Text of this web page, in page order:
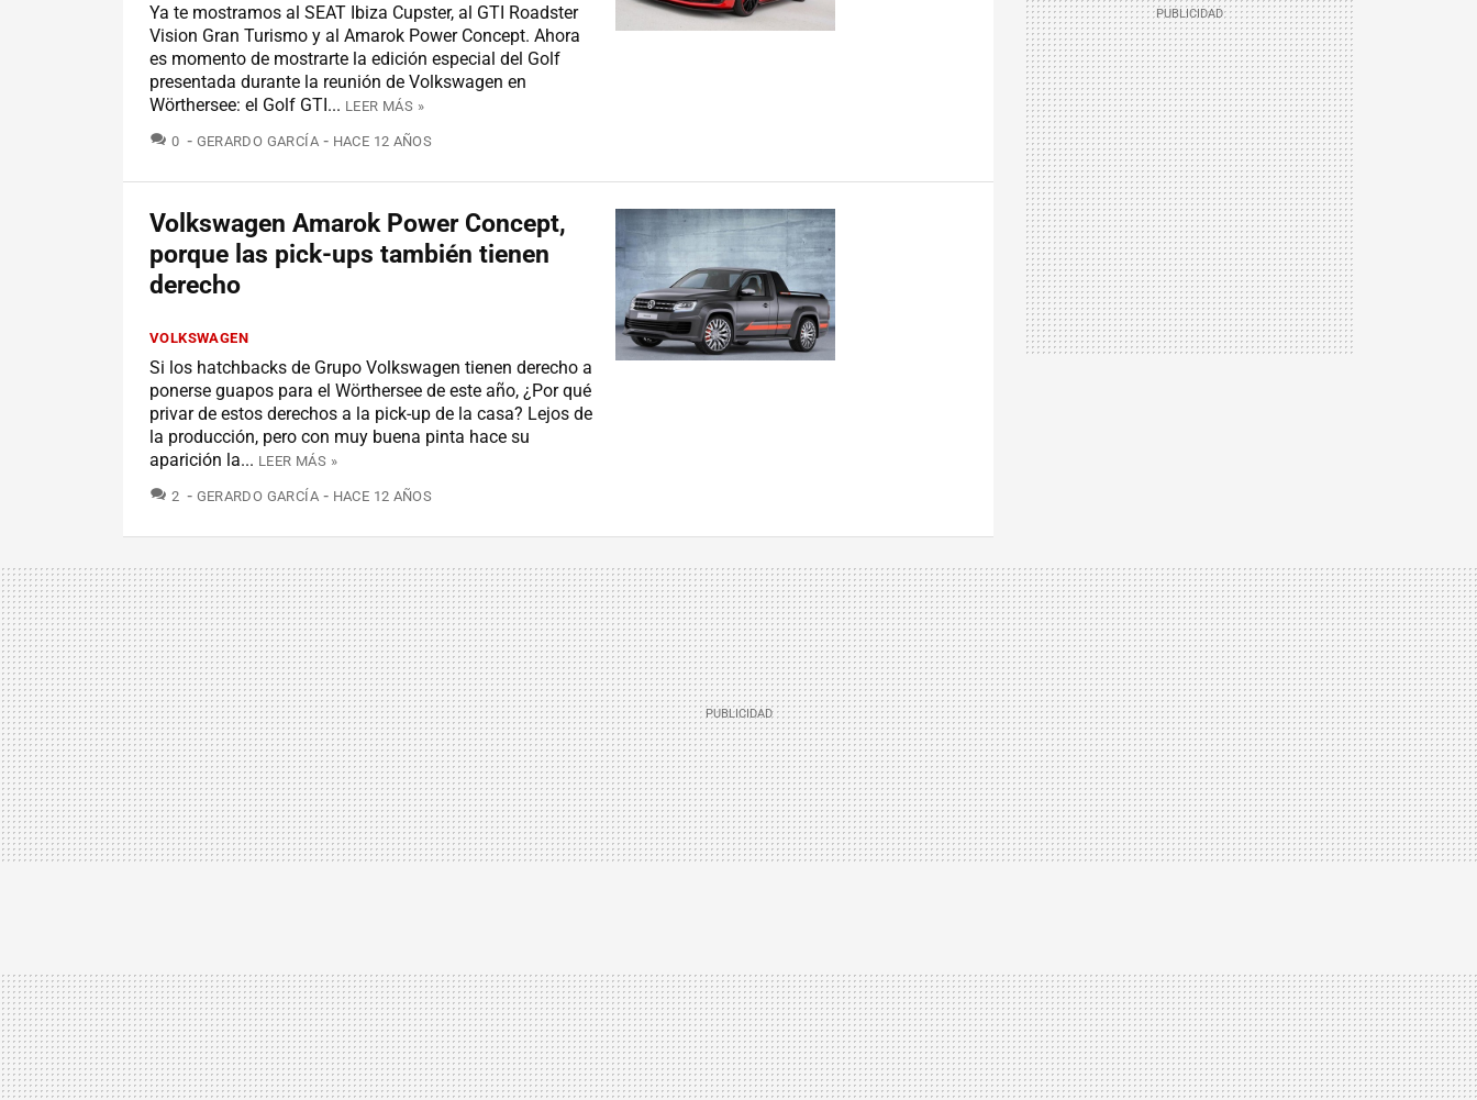
Ya te mostramos al SEAT Ibiza Cupster, al GTI Roadster
Vision Gran Turismo y al Amarok Power Concept. Ahora
es momento de mostrarte la edición especial del Golf
presentada durante la reunión de Volkswagen en
Wörthersee: el Golf GTI... LEER MÁS »
0 COMENTARIOS
GERARDO GARCÍA HACE 12 AÑOS
Volkswagen Amarok Power Concept,
porque las pick-ups también tienen
derecho
VOLKSWAGEN
Si los hatchbacks de Grupo Volkswagen tienen derecho a
ponerse guapos para el Wörthersee de este año, ¿Por qué
privar de estos derechos a la pick-up de la casa? Lejos de
la producción, pero con muy buena pinta hace su
aparición la... LEER MÁS »
2 COMENTARIOS
GERARDO GARCÍA HACE 12 AÑOS